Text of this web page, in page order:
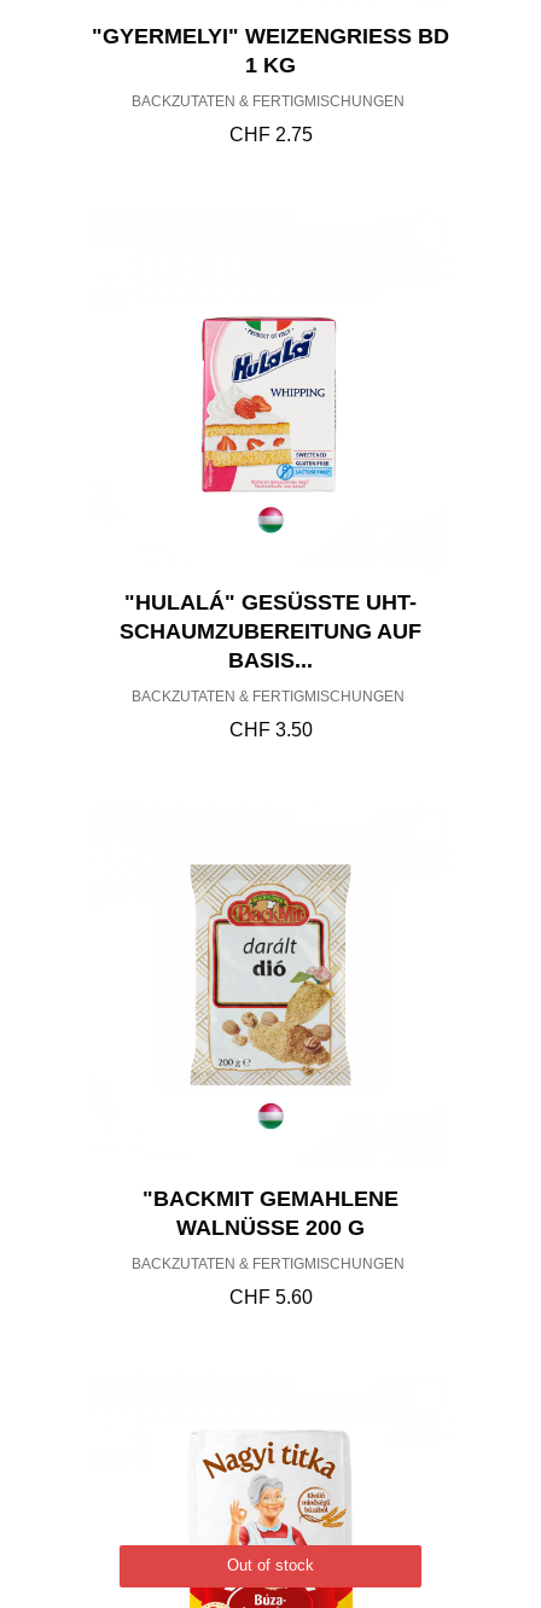
"GYERMELYI" WEIZENGRIESS BD 1
KG
BACKZUTATEN & FERTIGMISCHUNGEN
CHF2.75
"HULALÁ" GESÜSSTE UHT-S
CHAUMZUBEREITUNG AUF B
ASIS...
BACKZUTATEN & FERTIGMISCHUNGEN
CHF3.50
"BACKMIT GEMAHLENE
WALNÜSSE 200 G
BACKZUTATEN & FERTIGMISCHUNGEN
CHF5.60
Out of stock